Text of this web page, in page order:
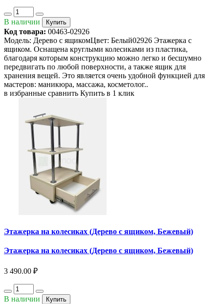
В наличии Купить
Код товара: 00463-02926
Модель: Дерево с ящикомЦвет: Белый02926 Этажерка с
ящиком. Оснащена круглыми колесиками из пластика,
благодаря которым конструкцию можно легко и бесшумно
передвигать по любой поверхности, а также ящик для
хранения вещей. Это является очень удобной функцией для
мастеров: маникюра, массажа, косметолог..
в избранные сравнить Купить в 1 клик
Этажерка на колесиках (Дерево с ящиком, Бежевый)
Этажерка на колесиках (Дерево с ящиком, Бежевый)
3 490.00 ₽
В наличии Купить